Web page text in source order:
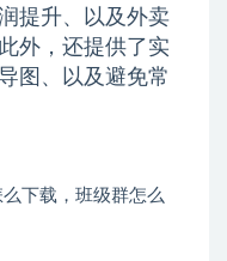
提升、以及外卖
外，还提供了实
图、以及避免常
下载，班级群怎么